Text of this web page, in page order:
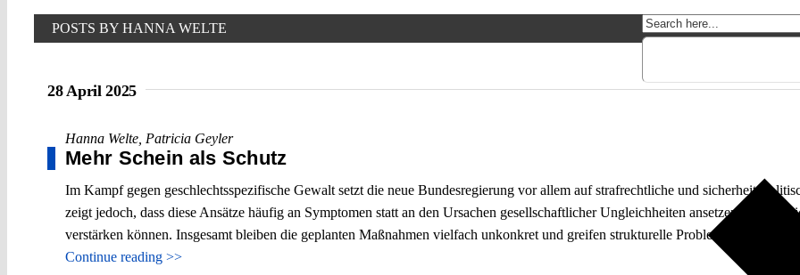
POSTS BY HANNA WELTE
28 April 2025
Hanna Welte Patricia Geyler
Mehr Schein als Schutz
Im Kampf gegen geschlechtsspezifische Gewalt setzt die neue Bundesregierung vor allem auf strafrechtliche und
zeigt jedoch, dass diese Ansätze häufig an Symptomen statt an den Ursachen gesellschaftlicher Ungleichheiten ansetzen und
verstärken können. Insgesamt bleiben die geplanten Maßnahmen vielfach unkonkret und greifen strukturelle Probleme
Continue reading >>